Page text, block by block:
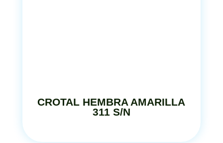
CROTAL HEMBRA AMARILLA
311 S/N